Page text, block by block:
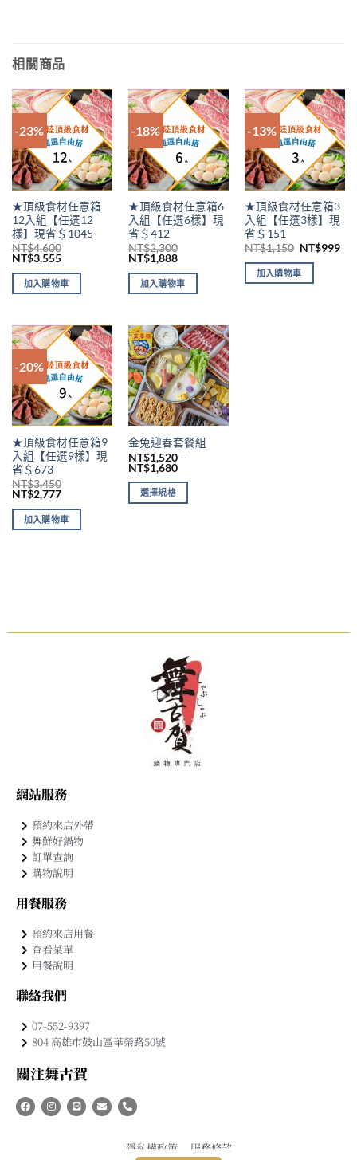
相關商品
-23%
★頂級食材任意箱
12入組【任選12
樣】現省＄1045
NT$4,600
NT$3,555
加入購物車
-18%
★頂級食材任意箱6
入組【任選6樣】現
省＄412
NT$2,300
NT$1,888
加入購物車
-13%
★頂級食材任意箱3
入組【任選3樣】現
省＄151
NT$1,150 NT$999
加入購物車
-20%
★頂級食材任意箱9
入組【任選9樣】現
省＄673
NT$3,450
NT$2,777
加入購物車
金兔迎春套餐組
NT$1,520–
NT$1,680
選擇規格
網站服務
預約來店外帶
舞鮮好鍋物
訂單查詢
購物說明
用餐服務
預約來店用餐
查看菜單
用餐說明
聯絡我們
07-552-9397
804 高雄市鼓山區華榮路50號
關注舞古賀
隱私權政策
服務條款